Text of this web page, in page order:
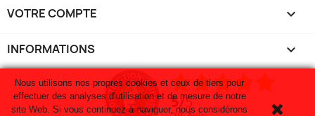
VOTRE COMPTE 
INFORMATIONS keyboard_arrow_down
5/5
Nous utilisons nos propres cookies et ceux de tiers pour
effectuer des analyses d'utilisation et de mesure de notre
site Web. Si vous continuez à naviguer, nous considérons